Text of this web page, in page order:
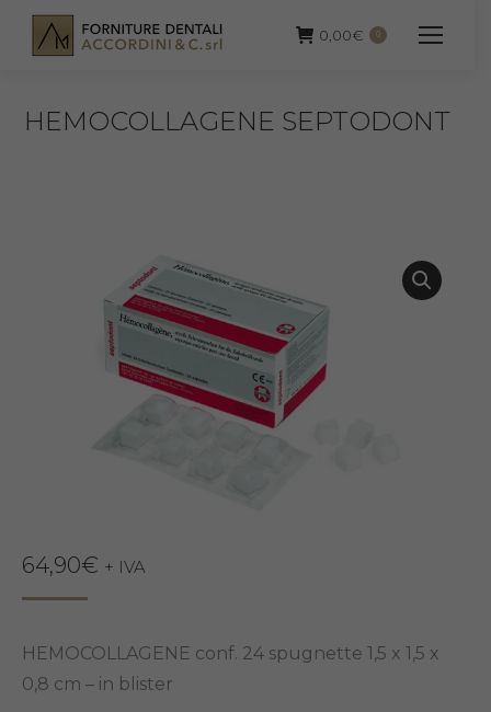
0,00€ 0
HEMOCOLLAGENE SEPTODONT
64,90€ + IVA
HEMOCOLLAGENE conf. 24 spugnette 1,5 x 1,5 x
0,8 cm – in blister